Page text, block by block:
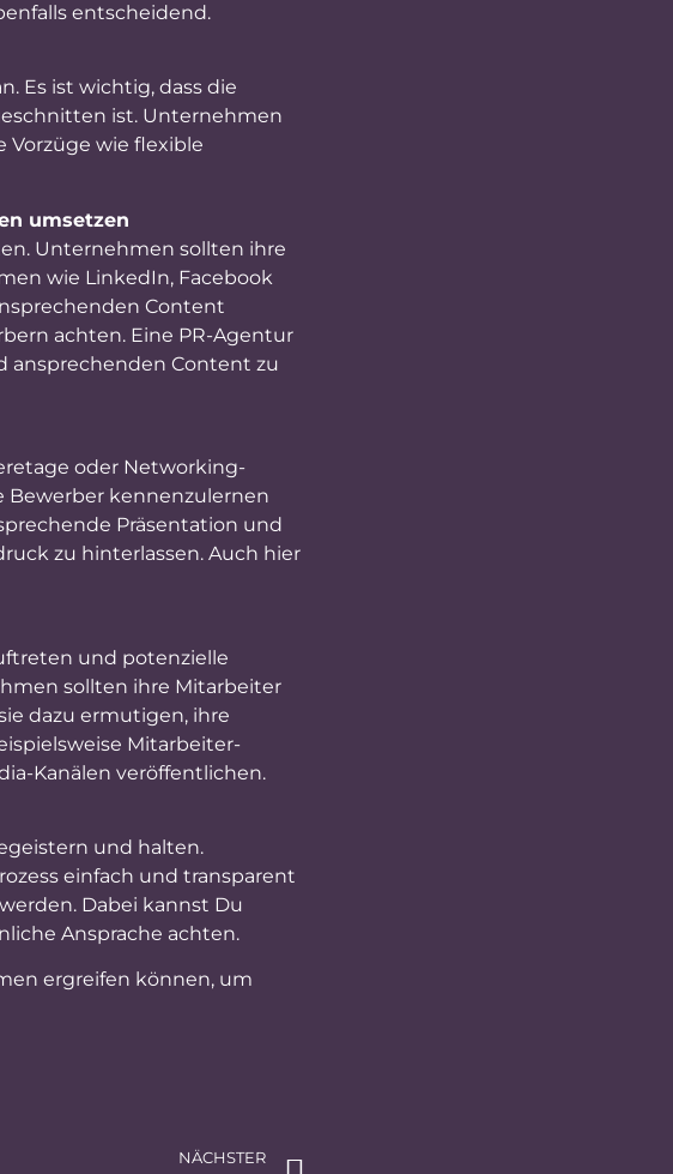
entscheidend.
Es ist wichtig, dass die
ist. Unternehmen
Vorzüge wie flexible
umsetzen
Unternehmen sollten ihre
wie LinkedIn, Facebook
Content
achten. Eine PR-Agentur
ansprechenden Content zu
oder Networking-
Bewerber kennenzulernen
Präsentation und
zu hinterlassen. Auch hier
und potenzielle
sollten ihre Mitarbeiter
dazu ermutigen, ihre
Mitarbeiter-
Kanälen veröffentlichen.
und halten.
einfach und transparent
Dabei kannst Du
Ansprache achten.
ergreifen können, um
NÄCHSTER